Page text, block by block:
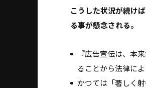
こうした状況が続け
る事が懸念される。
『広告宣伝は、本
ることから法律に
かつては「著しく